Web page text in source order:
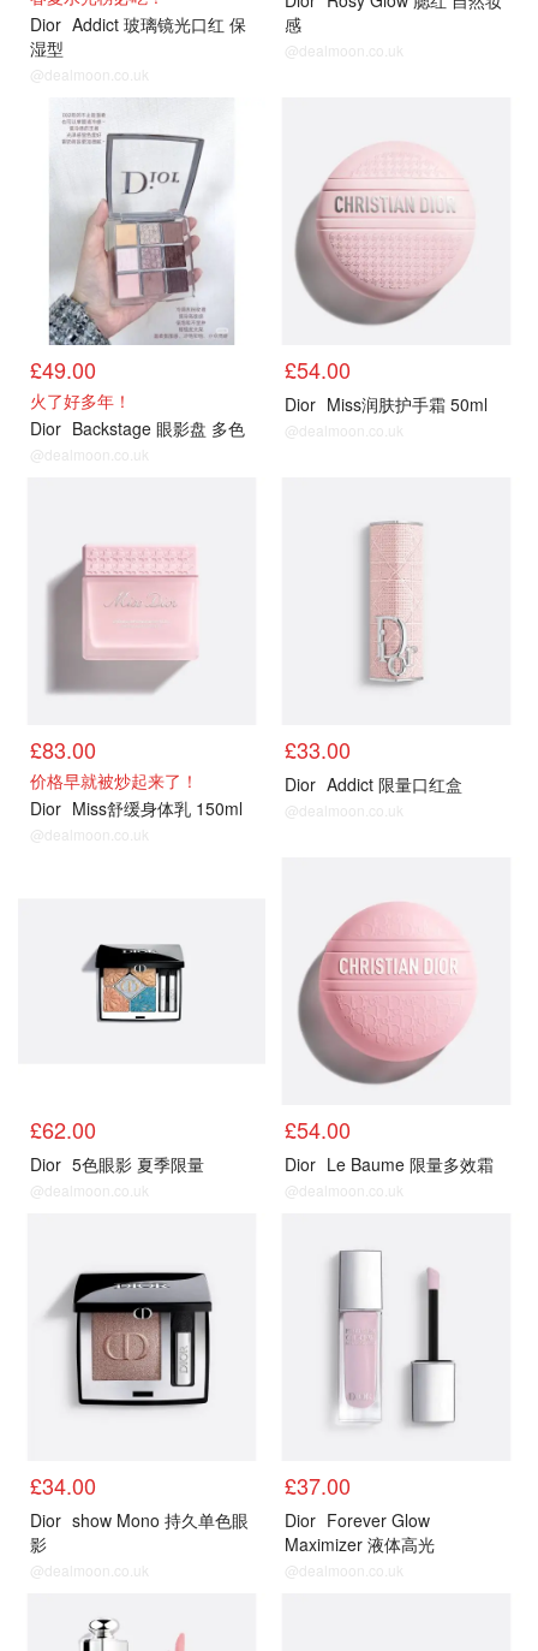
Dior Addict 玻璃镜光口红 保
湿型
@dealmoon.co.uk
感
@dealmoon.co.uk
£49.00
火了好多年！
Dior Backstage 眼影盘 多色
@dealmoon.co.uk
£54.00
Dior Miss润肤护手霜 50ml
@dealmoon.co.uk
£83.00
价格早就被炒起来了！
Dior Miss舒缓身体乳 150ml
@dealmoon.co.uk
£33.00
Dior Addict 限量口红盒
@dealmoon.co.uk
£62.00
Dior 5色眼影 夏季限量
@dealmoon.co.uk
£54.00
Dior Le Baume 限量多效霜
@dealmoon.co.uk
£34.00
Dior show Mono 持久单色眼
影
@dealmoon.co.uk
£37.00
Dior Forever Glow
Maximizer 液体高光
@dealmoon.co.uk